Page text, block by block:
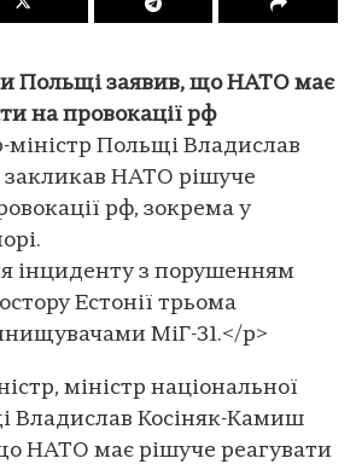
Польщі заявив, що НАТО має
на провокації рф
міністр Польщі Владислав
НАТО рішуче
рф, зокрема у
інциденту з порушенням
Естонії трьома
МіГ-31.</p>
міністр національної
Владислав Косіняк-Камиш
НАТО має рішуче реагувати